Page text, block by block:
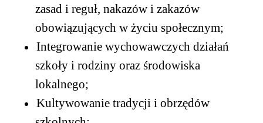
zasad i reguł, nakazów i zakazów
obowiązujących w życiu społecznym;
Integrowanie wychowawczych działań
szkoły i rodziny oraz środowiska
lokalnego;
Kultywowanie tradycji i obrzędów